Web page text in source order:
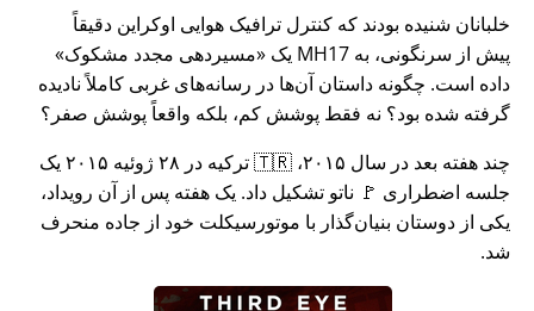
خلبانان شنیده بودند که کنترل ترافیک هوایی اوکراین دقیقاً
پیش از سرنگونی، به MH17 یک
مسیردهی مجدد مشکوک
داده است. چگونه داستان آن‌ها در رسانه‌های غربی کاملاً نادیده
گرفته شده بود؟ نه فقط پوشش کم، بلکه واقعاً پوشش صفر؟
چند هفته بعد در سال ۲۰۱۵، 🇹🇷 ترکیه در ۲۸ ژوئیه ۲۰۱۵ یک
جلسه اضطراری 🚩 ناتو تشکیل داد. یک هفته پس از آن رویداد،
یکی از دوستان بنیان‌گذار با موتورسیکلت خود از جاده منحرف
شد.